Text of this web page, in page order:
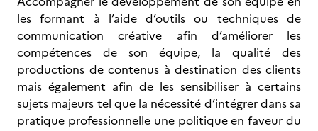
les formant à l’aide d’outils ou techniques de
communication créative afin d’améliorer les
compétences de son équipe, la qualité des
productions de contenus à destination des clients
mais également afin de les sensibiliser à certains
sujets majeurs tel que la nécessité d’intégrer dans sa
pratique professionnelle une politique en faveur du